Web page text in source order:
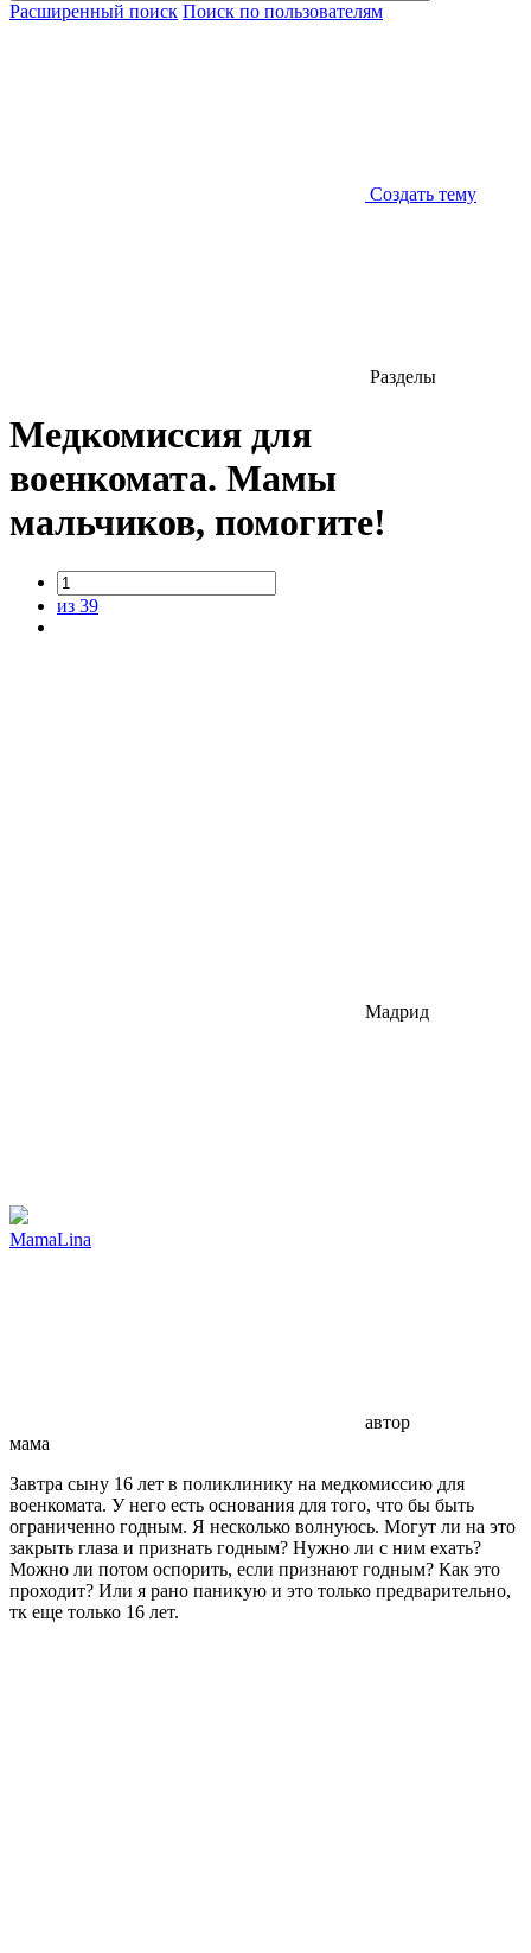
Расширенный поиск Поиск по пользователям
Создать тему
Разделы
Медкомиссия для
военкомата. Мамы
мальчиков, помогите!
из 39
Мадрид
МаmaLina
автор
мама
Завтра сыну 16 лет в поликлинику на медкомиссию для
военкомата. У него есть основания для того, что бы быть
ограниченно годным. Я несколько волнуюсь. Могут ли на это
закрыть глаза и признать годным? Нужно ли с ним ехать?
Можно ли потом оспорить, если признают годным? Как это
проходит? Или я рано паникую и это только предварительно,
тк еще только 16 лет.